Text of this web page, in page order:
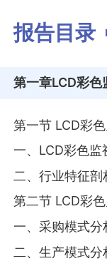
报告目录
第一章LCD彩色
第一节 LCD彩
一、LCD彩色监
二、行业特征剖
第二节 LCD彩
一、采购模式分
二、生产模式分